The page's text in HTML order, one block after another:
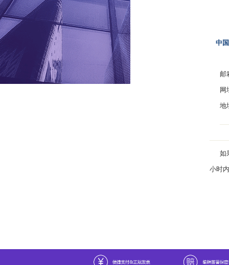
中
邮
网
地
如
小时